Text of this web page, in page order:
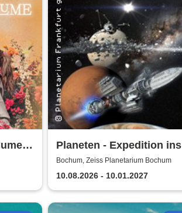
Planeten - Expedition ins
Sonnensystem | Zeiss
Planetarium Bochum
Bochum, Zeiss Planetarium Bochum
10.08.2026 - 10.01.2027